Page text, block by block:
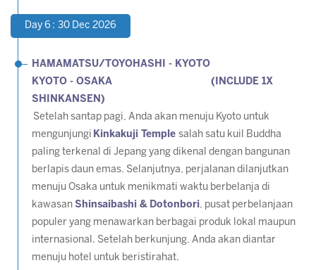
Day 6 : 30 Dec 2026
HAMAMATSU/TOYOHASHI - KYOTO
KYOTO - OSAKA (INCLUDE 1X
SHINKANSEN)
Setelah santap pagi, Anda akan menuju Kyoto untuk
mengunjungi Kinkakuji Temple salah satu kuil Buddha
paling terkenal di Jepang yang dikenal dengan bangunan
berlapis daun emas. Selanjutnya, perjalanan dilanjutkan
menuju Osaka untuk menikmati waktu berbelanja di
kawasan Shinsaibashi & Dotonbori, pusat perbelanjaan
populer yang menawarkan berbagai produk lokal maupun
internasional. Setelah berkunjung, Anda akan diantar
menuju hotel untuk beristirahat.